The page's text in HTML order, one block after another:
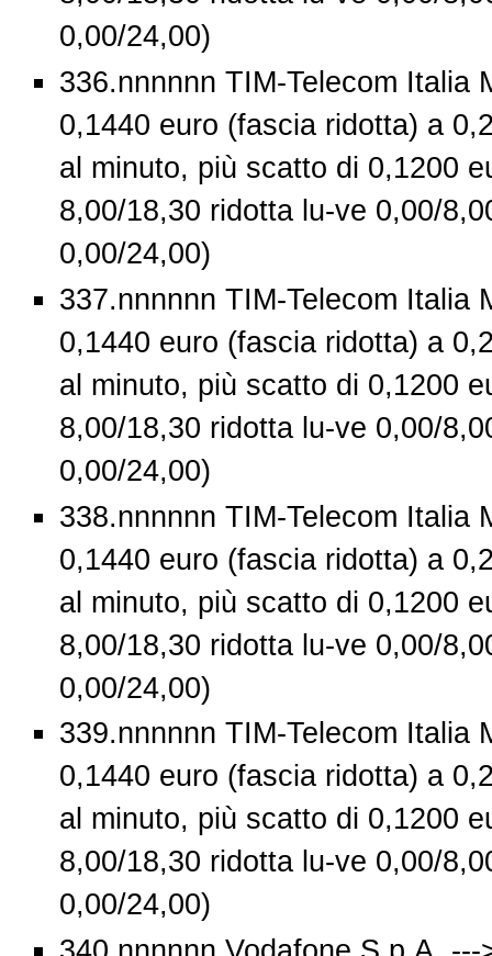
0,00/24,00)
336.nnnnnn TIM-Telecom Italia
0,1440 euro (fascia ridotta) a
al minuto, più scatto di 0,1200
8,00/18,30 ridotta lu-ve 0,00/
0,00/24,00)
337.nnnnnn TIM-Telecom Italia
0,1440 euro (fascia ridotta) a
al minuto, più scatto di 0,1200
8,00/18,30 ridotta lu-ve 0,00/
0,00/24,00)
338.nnnnnn TIM-Telecom Italia
0,1440 euro (fascia ridotta) a
al minuto, più scatto di 0,1200
8,00/18,30 ridotta lu-ve 0,00/
0,00/24,00)
339.nnnnnn TIM-Telecom Italia
0,1440 euro (fascia ridotta) a
al minuto, più scatto di 0,1200
8,00/18,30 ridotta lu-ve 0,00/
0,00/24,00)